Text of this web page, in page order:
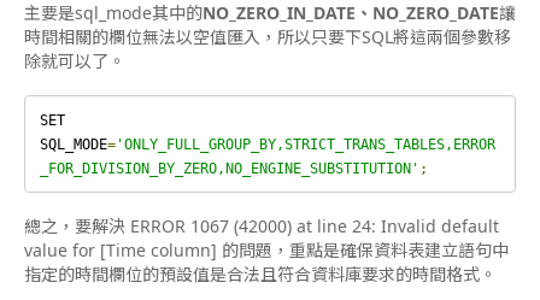
主要是sql_mode其中的NO_ZERO_IN_DATE、NO_ZERO_DATE讓
時間相關的欄位無法以空值匯入，所以只要下SQL將這兩個參數移
除就可以了。
SET
SQL_MODE= 'ONLY_FULL_GROUP_BY,STRICT_TRANS_TABLES,ERROR
_FOR_DIVISION_BY_ZERO,NO_ENGINE_SUBSTITUTION' ;
總之，要解決 ERROR 1067 (42000) at line 24: Invalid default
value for [Time column] 的問題，重點是確保資料表建立語句中
指定的時間欄位的預設值是合法且符合資料庫要求的時間格式。